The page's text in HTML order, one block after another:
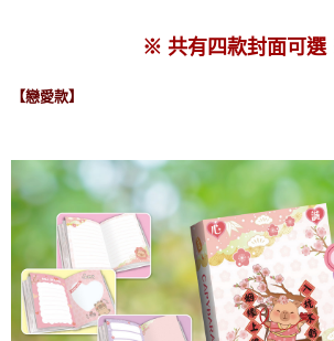
※ 共有四款封面可
【戀愛款】